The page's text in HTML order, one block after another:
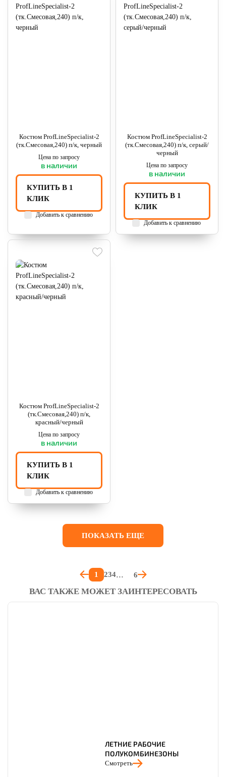
Костюм ProfLineSpecialist-2
(тк.Смесовая,240) п/к, черный
Цена по запросу
в наличии
КУПИТЬ В 1
КЛИК
Добавить к сравнению
Костюм ProfLineSpecialist-2
(тк.Смесовая,240) п/к, серый/
черный
Цена по запросу
в наличии
КУПИТЬ В 1
КЛИК
Добавить к сравнению
Костюм ProfLineSpecialist-2
(тк.Смесовая,240) п/к,
красный/черный
Цена по запросу
в наличии
КУПИТЬ В 1
КЛИК
Добавить к сравнению
ПОКАЗАТЬ ЕЩЕ
1 234 6
ВАС ТАКЖЕ МОЖЕТ ЗАИНТЕРЕСОВАТЬ
ЛЕТНИЕ РАБОЧИЕ
ПОЛУКОМБИНЕЗОНЫ
Смотреть